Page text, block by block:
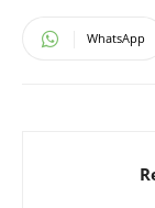
WhatsApp